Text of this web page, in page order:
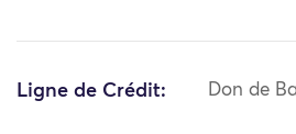
Ligne de Crédit: Don de